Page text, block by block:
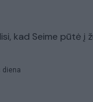
kad Seime pūtė
diena